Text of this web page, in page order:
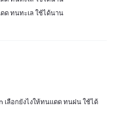
ด ทนทะเล ใช้ได้นาน
เลือกยังไงให้ทนแดด ทนฝน ใช้ได้